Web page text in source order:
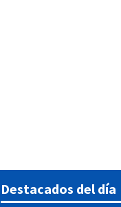
Destacados del día